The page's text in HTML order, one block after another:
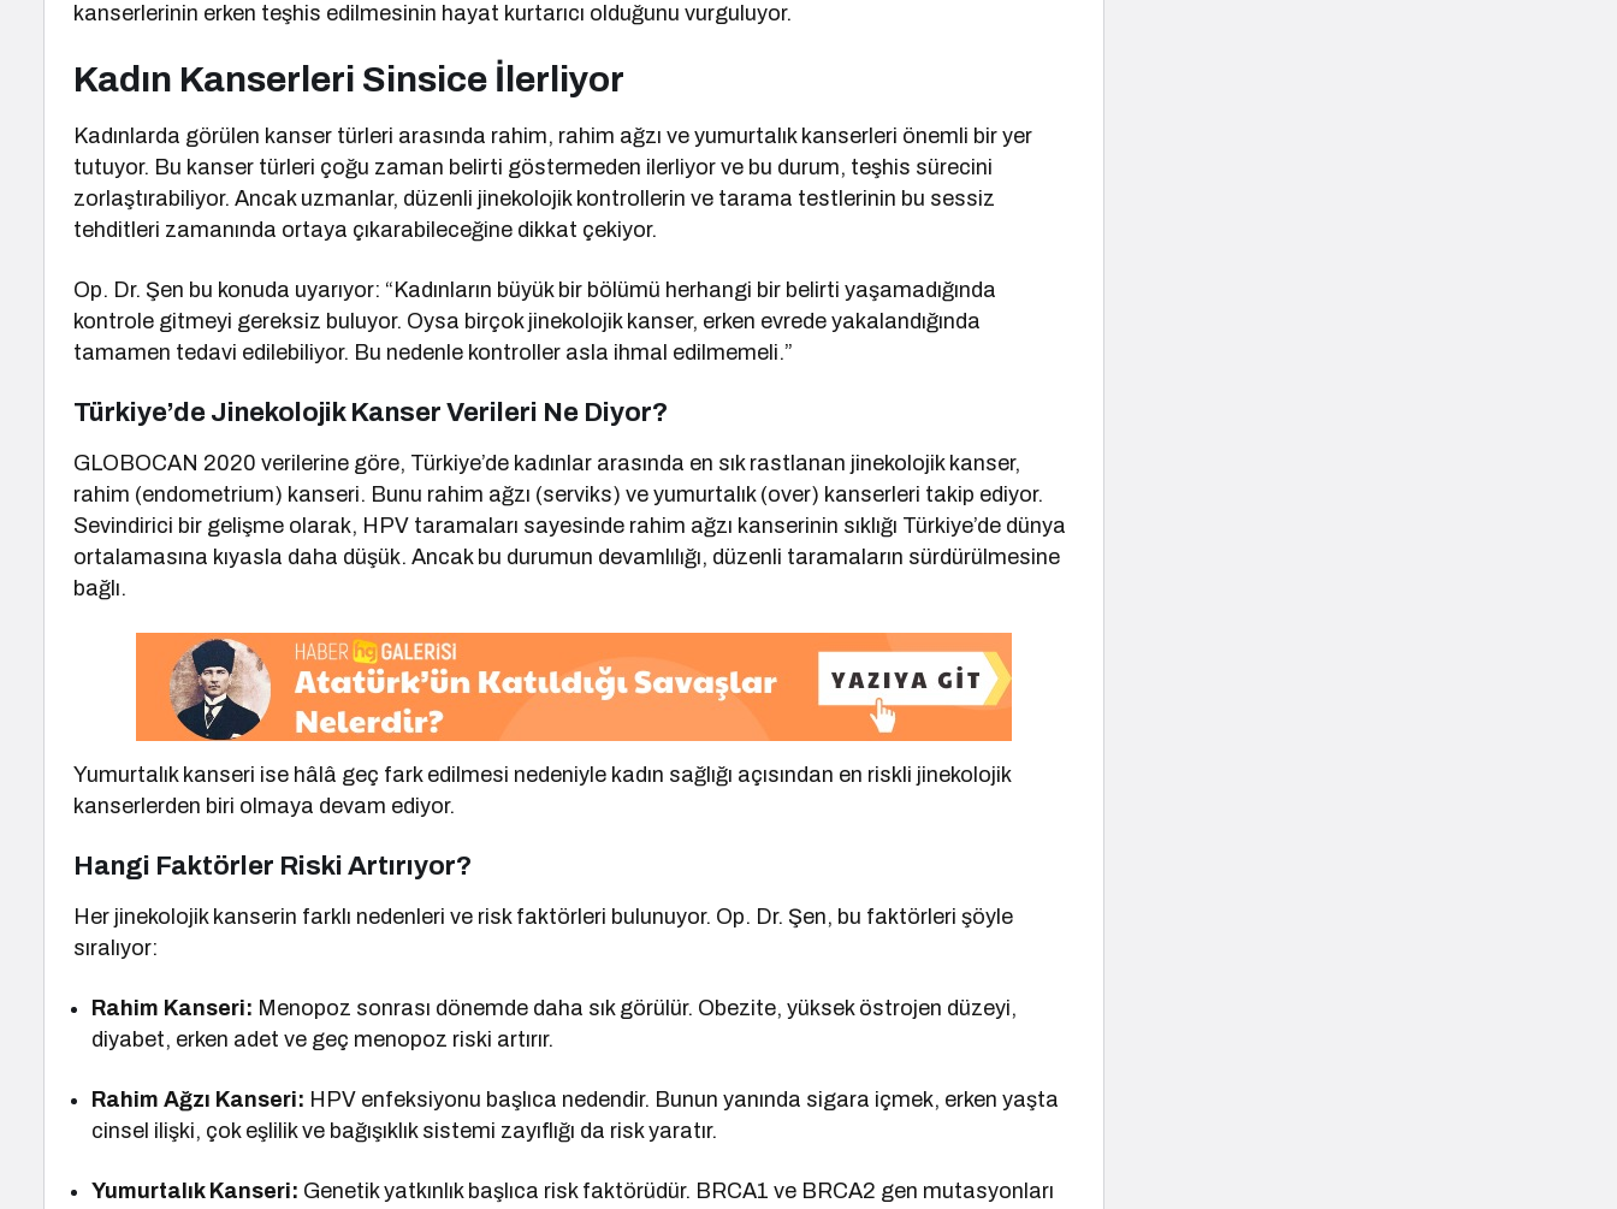
kanserlerinin erken teşhis edilmesinin hayat kurtarıcı olduğunu vurguluyor.
Kadın Kanserleri Sinsice İlerliyor
Kadınlarda görülen kanser türleri arasında rahim, rahim ağzı ve yumurtalık kanserleri önemli bir yer
tutuyor. Bu kanser türleri çoğu zaman belirti göstermeden ilerliyor ve bu durum, teşhis sürecini
zorlaştırabiliyor. Ancak uzmanlar, düzenli jinekolojik kontrollerin ve tarama testlerinin bu sessiz
tehditleri zamanında ortaya çıkarabileceğine dikkat çekiyor.
Op. Dr. Şen bu konuda uyarıyor: “Kadınların büyük bir bölümü herhangi bir belirti yaşamadığında
kontrole gitmeyi gereksiz buluyor. Oysa birçok jinekolojik kanser, erken evrede yakalandığında
tamamen tedavi edilebiliyor. Bu nedenle kontroller asla ihmal edilmemeli.”
Türkiye’de Jinekolojik Kanser Verileri Ne Diyor?
GLOBOCAN 2020 verilerine göre, Türkiye’de kadınlar arasında en sık rastlanan jinekolojik kanser,
rahim (endometrium) kanseri. Bunu rahim ağzı (serviks) ve yumurtalık (over) kanserleri takip ediyor.
Sevindirici bir gelişme olarak, HPV taramaları sayesinde rahim ağzı kanserinin sıklığı Türkiye’de dünya
ortalamasına kıyasla daha düşük. Ancak bu durumun devamlılığı, düzenli taramaların sürdürülmesine
bağlı.
Yumurtalık kanseri ise hâlâ geç fark edilmesi nedeniyle kadın sağlığı açısından en riskli jinekolojik
kanserlerden biri olmaya devam ediyor.
Hangi Faktörler Riski Artırıyor?
Her jinekolojik kanserin farklı nedenleri ve risk faktörleri bulunuyor. Op. Dr. Şen, bu faktörleri şöyle
sıralıyor:
Rahim Kanseri: Menopoz sonrası dönemde daha sık görülür. Obezite, yüksek östrojen düzeyi,
diyabet, erken adet ve geç menopoz riski artırır.
Rahim Ağzı Kanseri: HPV enfeksiyonu başlıca nedendir. Bunun yanında sigara içmek, erken yaşta
cinsel ilişki, çok eşlilik ve bağışıklık sistemi zayıflığı da risk yaratır.
Yumurtalık Kanseri: Genetik yatkınlık başlıca risk faktörüdür. BRCA1 ve BRCA2 gen mutasyonları